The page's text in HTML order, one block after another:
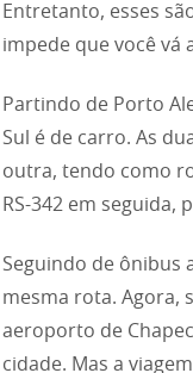
Entretanto, esses
impede que você vá
Partindo de Porto
Sul é de carro. As
outra, tendo como
RS-342 em seguida,
Seguindo de ônibus
mesma rota. Agora,
aeroporto de
cidade. Mas a